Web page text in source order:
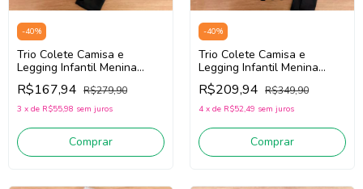
-40%
Trio Colete Camisa e
Legging Infantil Menina
Infanti 92495 (Off
White/Preto)
R$167,94 R$279,90
3 x de R$55,98 sem juros
Comprar
-40%
Trio Colete Camisa e
Legging Infantil Menina
Infanti 87689 (Off
White/Preto)
R$209,94 R$349,90
4 x de R$52,49 sem juros
Comprar